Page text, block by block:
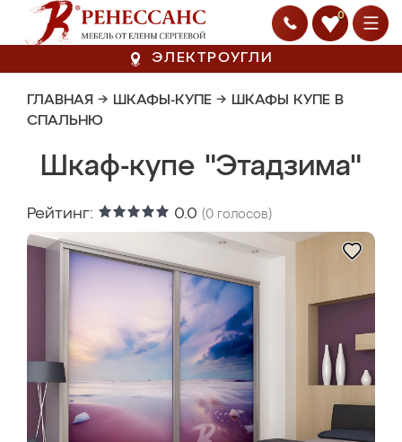
0
ЭЛЕКТРОУГЛИ
ГЛАВНАЯ → ШКАФЫ-КУПЕ → ШКАФЫ КУПЕ В
СПАЛЬНЮ
Шкаф-купе "Этадзима"
Рейтинг: 0.0 (0 голосов)